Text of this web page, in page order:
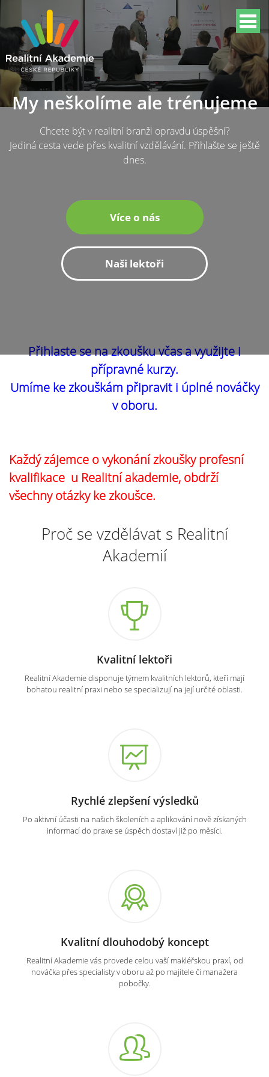
My neškolíme ale trénujeme
Chcete být v realitní branži opravdu úspěšní?
Jediná cesta vede přes kvalitní vzdělávání. Přihlašte se ještě
dnes.
Více o nás
Naši lektoři
Přihlaste se na zkoušku včas a využijte i
přípravné kurzy.
Umíme ke zkouškám připravit i úplné nováčky
v oboru.
Každý zájemce o vykonání zkoušky profesní
kvalifikace u Realitní akademie, obdrží
všechny otázky ke zkoušce.
Proč se vzdělávat s Realitní
Akademií
Kvalitní lektoři
Realitní Akademie disponuje týmem kvalitních lektorů, kteří mají
bohatou realitní praxi nebo se specializují na její určité oblasti.
Rychlé zlepšení výsledků
Po aktivní účasti na našich školeních a aplikování nově získaných
informací do praxe se úspěch dostaví již po měsíci.
Kvalitní dlouhodobý koncept
Realitní Akademie vás provede celou vaší makléřskou praxí, od
nováčka přes specialisty v oboru až po majitele či manažera
pobočky.